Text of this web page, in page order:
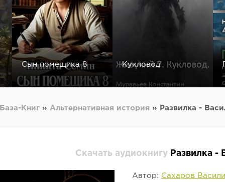
Сын помещика 8 Кукловод
База-Книг » Альтернативная история » Развилка -
Скачать аудиокнигу Развилка -
Автор: Сахаров